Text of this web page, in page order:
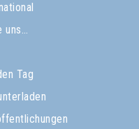
uns…
Tag